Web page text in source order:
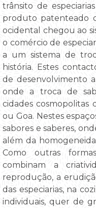
trânsito de
produto patenteado
ocidental chegou ao
o comércio de
a um sistema de
história. Estes
de desenvolvimento
onde a troca de
cidades cosmopolitas
ou Goa. Nestes
sabores e saberes,
além da
Como outras
combinam a
reprodução, a
das especiarias, na
individuais, quer de